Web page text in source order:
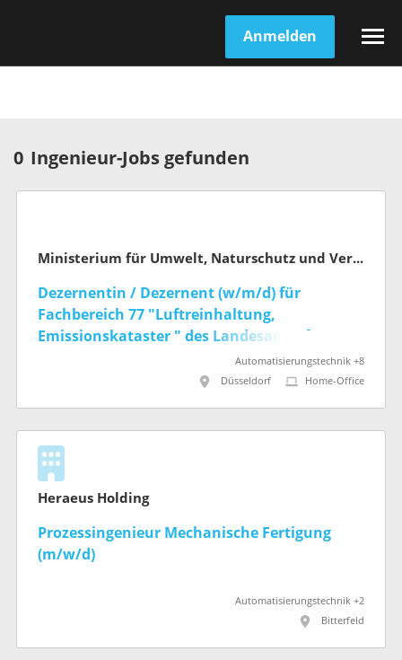
Anmelden
0 Ingenieur-Jobs gefunden
Ministerium für Umwelt, Naturschutz und Verkehr des Landes Nordrhein-Westfalen
Dezernentin / Dezernent (w/m/d) für
Fachbereich 77 "Luftreinhaltung,
Emissionskataster " des Landesamts für
Natur, Umwelt und Klima NRWAutomatisierungstechnik +8
Düsseldorf
Home-Office
Heraeus Holding
Prozessingenieur Mechanische Fertigung
(m/w/d)
Automatisierungstechnik +2
Bitterfeld